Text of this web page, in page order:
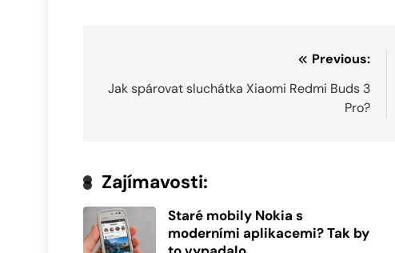
pro
Previous:
Jak spárovat sluchátka Xiaomi Redmi Buds 3
Pro?
Zajímavosti:
Staré mobily Nokia s
moderními aplikacemi? Tak by